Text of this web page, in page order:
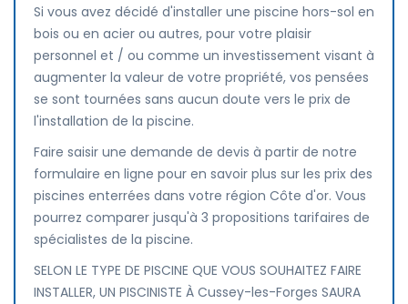
Si vous avez décidé d'installer une piscine hors-sol en
bois ou en acier ou autres, pour votre plaisir
personnel et / ou comme un investissement visant à
augmenter la valeur de votre propriété, vos pensées
se sont tournées sans aucun doute vers le prix de
l'installation de la piscine.
Faire saisir une demande de devis à partir de notre
formulaire en ligne pour en savoir plus sur les prix des
piscines enterrées dans votre région Côte d'or. Vous
pourrez comparer jusqu'à 3 propositions tarifaires de
spécialistes de la piscine.
SELON LE TYPE DE PISCINE QUE VOUS SOUHAITEZ FAIRE
INSTALLER, UN PISCINISTE À Cussey-les-Forges SAURA